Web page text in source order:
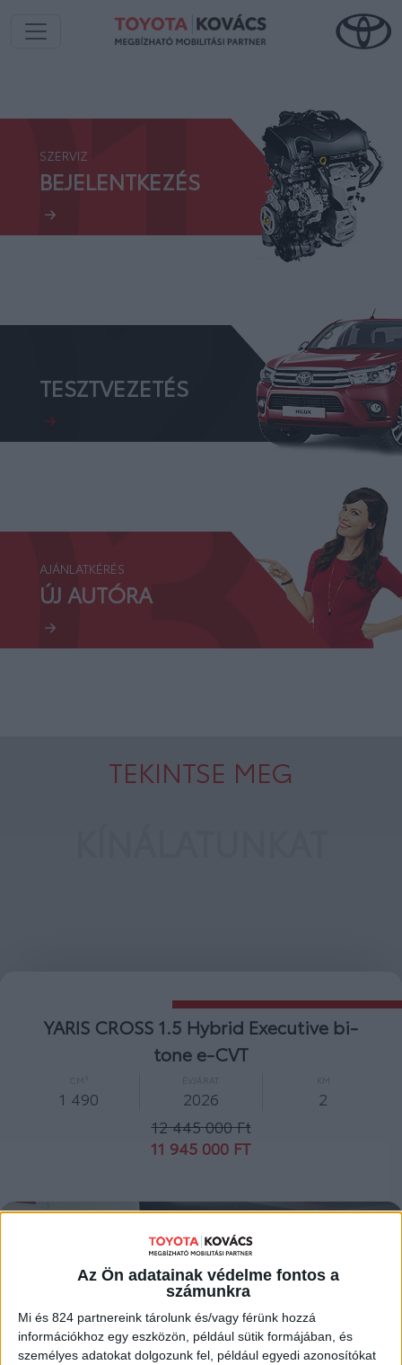
Az Ön adatainak védelme fontos a
számunkra
Mi és 824 partnereink tárolunk és/vagy férünk hozzá
információkhoz egy eszközön, például sütik formájában, és
személyes adatokat dolgozunk fel, például egyedi azonosítókat
SZERVIZ
BEJELENTKEZÉS
TESZTVEZETÉS
AJÁNLATKÉRÉS
ÚJ AUTÓRA
TEKINTSE MEG
YARIS CROSS 1.5 Hybrid Comfort e-
10 600 000 Ft
10 000 000 FT
MEGNÉZEM